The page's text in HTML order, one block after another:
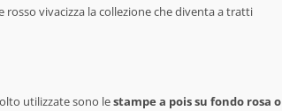
vivacizza la collezione che diventa a tratti
utilizzate sono lestampe a pois su fondo rosa o